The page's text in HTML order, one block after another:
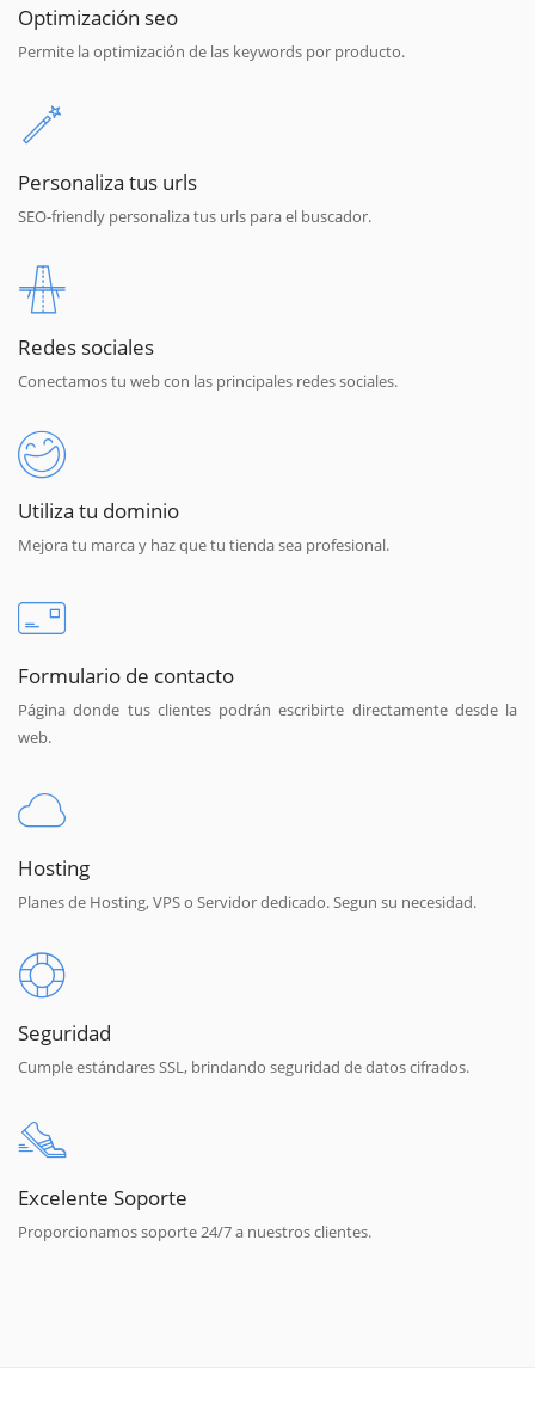
Optimización seo
Permite la optimización de las keywords por producto.
Personaliza tus urls
SEO-friendly personaliza tus urls para el buscador.
Redes sociales
Conectamos tu web con las principales redes sociales.
Utiliza tu dominio
Mejora tu marca y haz que tu tienda sea profesional.
Formulario de contacto
Página donde tus clientes podrán escribirte directamente desde la
web.
Hosting
Planes de Hosting, VPS o Servidor dedicado. Segun su necesidad.
Seguridad
Cumple estándares SSL, brindando seguridad de datos cifrados.
Excelente Soporte
Proporcionamos soporte 24/7 a nuestros clientes.